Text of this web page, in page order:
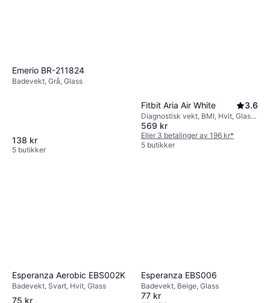
Emerio BR-211824
Badevekt, Grå, Glass
138 kr
5 butikker
Fitbit Aria Air White 3.6
Diagnostisk vekt, BMI, Hvit, Glass,
Plast
569 kr
Eller 3 betalinger av 196 kr*
5 butikker
Esperanza Aerobic EBS002K
Badevekt, Svart, Hvit, Glass
75 kr
Esperanza EBS006
Badevekt, Beige, Glass
77 kr